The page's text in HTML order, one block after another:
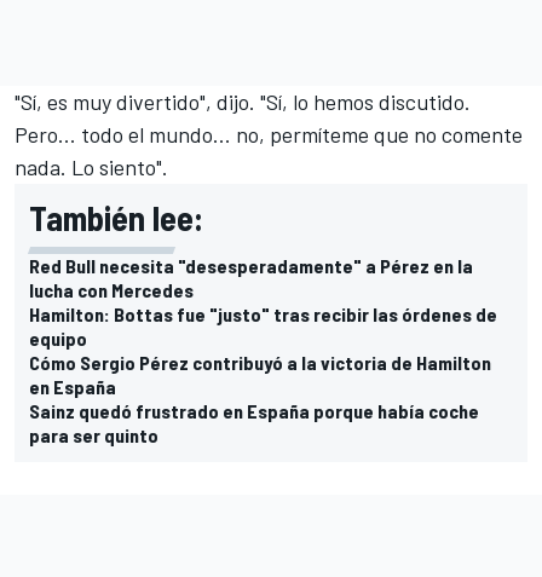
"Sí, es muy divertido", dijo. "Sí, lo hemos discutido.
Pero... todo el mundo... no, permíteme que no comente
nada. Lo siento".
También lee:
Red Bull necesita "desesperadamente" a Pérez en la
lucha con Mercedes
Hamilton: Bottas fue "justo" tras recibir las órdenes de
equipo
Cómo Sergio Pérez contribuyó a la victoria de Hamilton
en España
Sainz quedó frustrado en España porque había coche
para ser quinto